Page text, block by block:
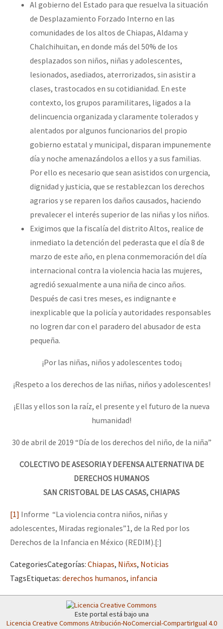
Al gobierno del Estado para que resuelva la situación
de Desplazamiento Forzado Interno en las
comunidades de los altos de Chiapas, Aldama y
Chalchihuitan, en donde más del 50% de los
desplazados son niños, niñas y adolescentes,
lesionados, asediados, aterrorizados, sin asistir a
clases, trastocados en su cotidianidad. En este
contexto, los grupos paramilitares, ligados a la
delincuencia organizada y claramente tolerados y
alentados por algunos funcionarios del propio
gobierno estatal y municipal, disparan impunemente
día y noche amenazándolos a ellos y a sus familias.
Por ello es necesario que sean asistidos con urgencia,
dignidad y justicia, que se restablezcan los derechos
agrarios y se reparen los daños causados, haciendo
prevalecer el interés superior de las niñas y los niños.
Exigimos que la fiscalía del distrito Altos, realice de
inmediato la detención del pederasta que el día 8 de
marzo de este año, en plena conmemoración del día
internacional contra la violencia hacia las mujeres,
agredió sexualmente a una niña de cinco años.
Después de casi tres meses, es indignante e
inexplicable que la policía y autoridades responsables
no logren dar con el paradero del abusador de esta
pequeña.
¡Por las niñas, niños y adolescentes todo¡
¡Respeto a los derechos de las niñas, niños y adolescentes!
¡Ellas y ellos son la raíz, el presente y el futuro de la nueva
humanidad!
30 de abril de 2019 “Día de los derechos del niño, de la niña”
COLECTIVO DE ASESORIA Y DEFENSA ALTERNATIVA DE
DERECHOS HUMANOS
SAN CRISTOBAL DE LAS CASAS, CHIAPAS
[1] Informe “La violencia contra niños, niñas y
adolescentes, Miradas regionales”1, de la Red por los
Derechos de la Infancia en México (REDIM).[:]
CategoriesCategorías: Chiapas, Niñxs, Noticias
TagsEtiquetas: derechos humanos, infancia
Este portal está bajo una
Licencia Creative Commons Atribución-NoComercial-CompartirIgual 4.0